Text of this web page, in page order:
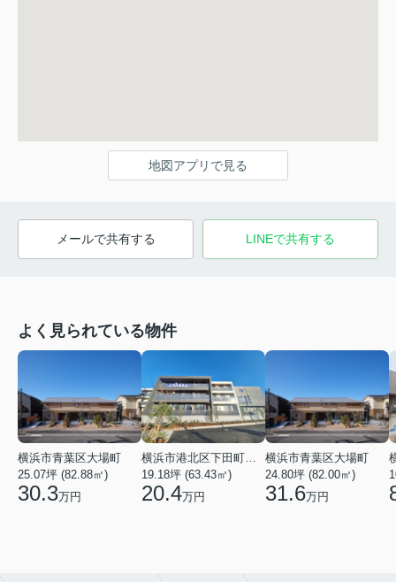
地図アプリで見る
メールで共有する LINEで共有する
よく見られている物件
横浜市青葉区大場町
25.07坪 (82.88㎡)
30.3万円
19.18坪 (63.43㎡)
20.4万円
横浜市青葉区大場町
24.80坪 (82.00㎡)
31.6万円